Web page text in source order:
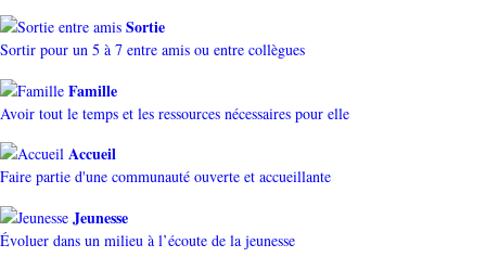
Sortie
Sortir pour un 5 à 7 entre amis ou entre collègues
Famille
Avoir tout le temps et les ressources nécessaires pour elle
Accueil
Faire partie d'une communauté ouverte et accueillante
Jeunesse
Évoluer dans un milieu à l’écoute de la jeunesse